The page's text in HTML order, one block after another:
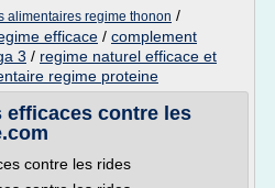
alimentaires regime thonon /
efficace / complement
3 / regime naturel efficace et
regime proteine
contre les
contre les rides